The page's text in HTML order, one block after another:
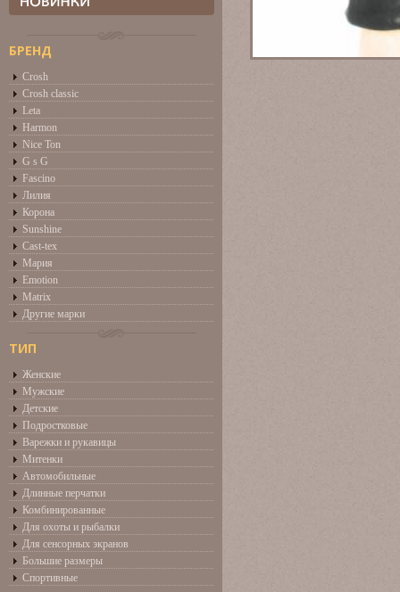
БРЕНД
Crosh
Crosh classic
Leta
Harmon
Nice Ton
G s G
Fascino
Лилия
Корона
Sunshine
Cast-tex
Мария
Emotion
Matrix
Другие марки
ТИП
Женские
Мужские
Детские
Подростковые
Варежки и рукавицы
Митенки
Автомобильные
Длинные перчатки
Комбинированные
Для охоты и рыбалки
Для сенсорных экранов
Большие размеры
Спортивные